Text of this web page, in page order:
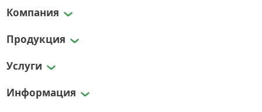
Компания
Продукция
Услуги
Информация